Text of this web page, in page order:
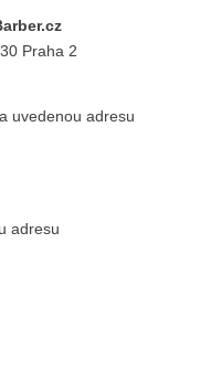
Praha 2
uvedenou adresu
adresu